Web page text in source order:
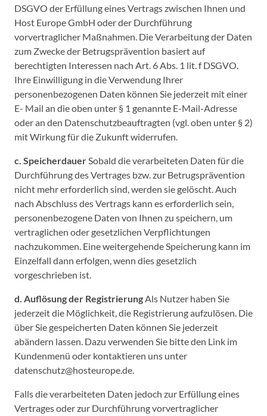
DSGVO der Erfüllung eines Vertrags zwischen Ihnen und
Host Europe GmbH oder der Durchführung
vorvertraglicher Maßnahmen. Die Verarbeitung der Daten
zum Zwecke der Betrugsprävention basiert auf
berechtigten Interessen nach Art. 6 Abs. 1 lit. f DSGVO.
Ihre Einwilligung in die Verwendung Ihrer
personenbezogenen Daten können Sie jederzeit mit einer
E- Mail an die oben unter § 1 genannte E-Mail-Adresse
oder an den Datenschutzbeauftragten (vgl. oben unter § 2)
mit Wirkung für die Zukunft widerrufen.
c. SpeicherdauerSobald die verarbeiteten Daten für die
Durchführung des Vertrages bzw. zur Betrugsprävention
nicht mehr erforderlich sind, werden sie gelöscht. Auch
nach Abschluss des Vertrags kann es erforderlich sein,
personenbezogene Daten von Ihnen zu speichern, um
vertraglichen oder gesetzlichen Verpflichtungen
nachzukommen. Eine weitergehende Speicherung kann im
Einzelfall dann erfolgen, wenn dies gesetzlich
vorgeschrieben ist.
d. Auflösung der RegistrierungAls Nutzer haben Sie
jederzeit die Möglichkeit, die Registrierung aufzulösen. Die
über Sie gespeicherten Daten können Sie jederzeit
abändern lassen. Dazu verwenden Sie bitte den Link im
Kundenmenü oder kontaktieren uns unter
datenschutz@hosteurope.de.
Falls die verarbeiteten Daten jedoch zur Erfüllung eines
Vertrages oder zur Durchführung vorvertraglicher